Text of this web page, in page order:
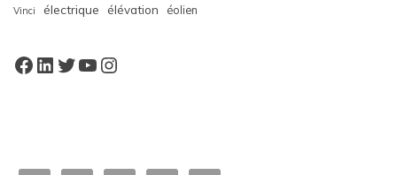
Vinci électrique élévation éolien
Facebook
LinkedIn
Twitter
YouTube
Instagram